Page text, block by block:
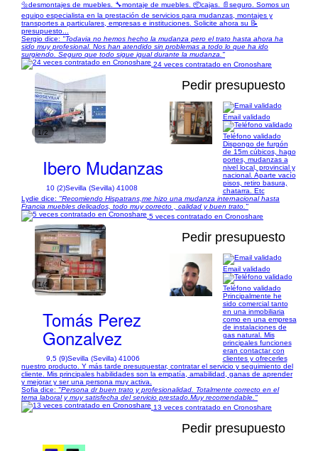
🔩desmontajes de muebles. 🔧montaje de muebles. 📦cajas. 📄seguro. Somos un
equipo especialista en la prestación de servicios para mudanzas, montajes y
transportes a particulares, empresas e instituciones. Solicite ahora su 📝
presupuesto...
Sergio dice: "Todavia no hemos hecho la mudanza pero el trato hasta ahora ha
sido muy profesional. Nos han atendido sin problemas a todo lo que ha ido
surgiendo. Seguro que todo sigue igual durante la mudanza."
24 veces contratado en Cronoshare
1/2
Pedir presupuesto
Ibero Mudanzas
10 (2)Sevilla (Sevilla) 41008
Email validado
Teléfono validado
Dispongo de furgón
de 15m cúbicos, hago
portes, mudanzas a
nivel local, provincial y
nacional. Aparte vacío
pisos, retiro basura,
chatarra. Etc
Lydie dice: "Recomiendo Hispatrans,me hizo una mudanza internacional hasta
Francia muebles delicados, todo muy correcto , calidad y buen trato."
5 veces contratado en Cronoshare
1/4
Pedir presupuesto
Tomás Perez
Gonzalvez
9,5 (9)Sevilla (Sevilla) 41006
Email validado
Teléfono validado
Principalmente he
sido comercial tanto
en una inmobiliaria
como en una empresa
de instalaciones de
gas natural. Mis
principales funciones
eran contactar con
clientes y ofrecerles
nuestro producto. Y más tarde presupuestar, contratar el servicio y seguimiento del
cliente. Mis principales habilidades son la empatía, amabilidad, ganas de aprender
y mejorar y ser una persona muy activa.
Sofia dice: "Persona dr buen trato y profesionalidad. Totalmente correcto en el
tema laboral y muy satisfecha del servicio prestado.Muy recomendable."
13 veces contratado en Cronoshare
Pedir presupuesto